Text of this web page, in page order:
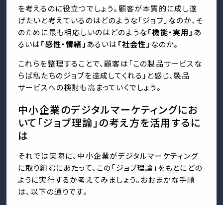
を考えるのに役立つでしょう。顧客が本質的に成し遂
げたいと考えているのはどのような「ジョブ」なのか、そ
のために最も相応しいのはどのような「機能・実用」 あ
るいは「感性・情緒」 あるいは 「社会性」 なのか。
これらを整理することで、顧客は「この製品サービスな
らば私たちのジョブを達成してくれる」と感じ、製品
サービスへの検討も高まっていくでしょう。
中小企業のデジタルマーケティングにお
いて「ジョブ理論」の考え方を活用するに
は
それでは実際に、中小企業がデジタルマーケティング
に取り組むにあたって、この「ジョブ理論」をもとにどの
ように実行するか考えてみましょう。おおまかな手順
は、以下の通りです。